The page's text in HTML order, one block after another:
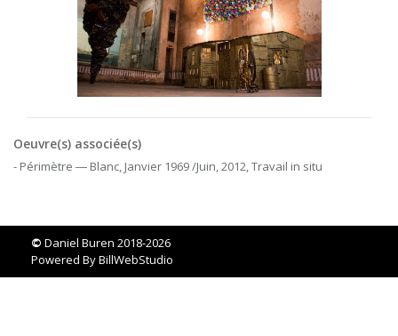
Oeuvre(s) associée(s)
- Périmètre ― Blanc, Janvier 1969 /Juin, 2012, Travail in situ
© Daniel Buren 2018-2026
Powered ByBillWebStudio